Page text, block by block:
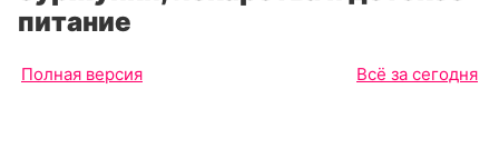
питание
Полная версия Всё за сегодня